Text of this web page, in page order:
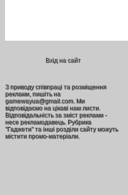
Вхід на сайт
З приводу співпраці та розміщення
реклами, пишіть на
gamewayua@gmail.com. Ми
відповідаємо на цікаві нам листи.
Відповідальність за зміст реклами -
несе рекламодавець. Рубрика
"Гаджети" та інші розділи сайту можуть
містити промо-матеріали.